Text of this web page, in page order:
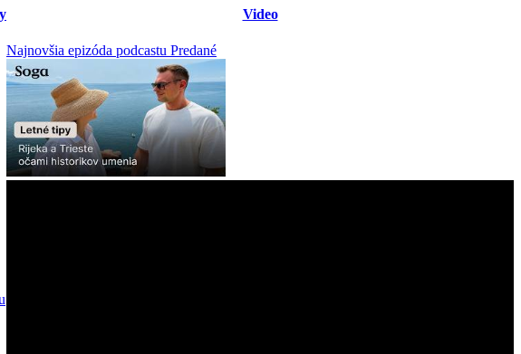
Video
Najnovšia epizóda podcastu Predané